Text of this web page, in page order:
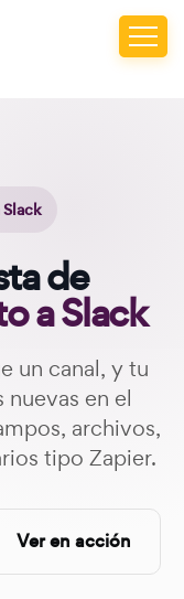
de
a Slack
un canal, y tu
nuevas en el
archivos,
tipo Zapier.
Ver en acción